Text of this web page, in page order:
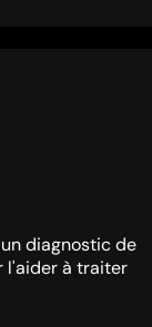
diagnostic de
l'aider à traiter